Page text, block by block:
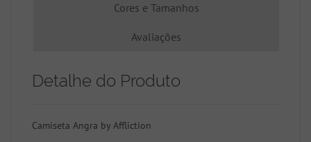
Cores e Tamanhos
Avaliações
Detalhe do Produto
Camiseta Angra by Affliction